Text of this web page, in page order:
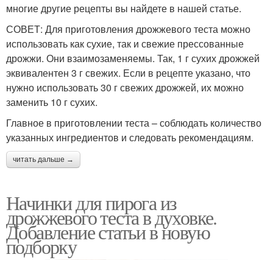
многие другие рецепты вы найдете в нашей статье.
СОВЕТ: Для приготовления дрожжевого теста можно
использовать как сухие, так и свежие прессованные
дрожжи. Они взаимозаменяемы. Так, 1 г сухих дрожжей
эквивалентен 3 г свежих. Если в рецепте указано, что
нужно использовать 30 г свежих дрожжей, их можно
заменить 10 г сухих.
Главное в приготовлении теста – соблюдать количество
указанных ингредиентов и следовать рекомендациям.
читать дальше →
Начинки для пирога из
дрожжевого теста в духовке.
Добавление статьи в новую
подборку